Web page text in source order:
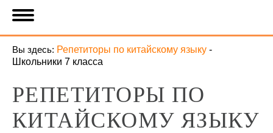
Вы здесь: Репетиторы по китайскому языку -
Школьники 7 класса
РЕПЕТИТОРЫ ПО
КИТАЙСКОМУ ЯЗЫКУ